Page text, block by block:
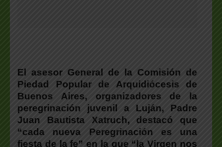
El asesor General de la Comisión de
Piedad Popular de Arquidiócesis de
Buenos Aires, organizadores de la
peregrinación juvenil a Luján, Padre
Juan Bautista Xatruch, destacó que
“cada nueva Peregrinación es una
fiesta de la fe” en la que “la Virgen nos